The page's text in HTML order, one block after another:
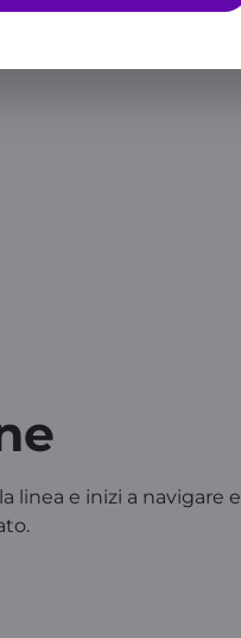
linea e inizi a navigare e